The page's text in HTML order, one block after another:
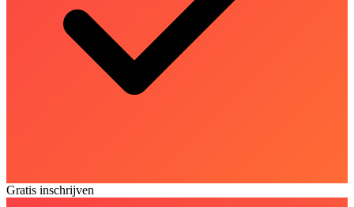
Gratis inschrijven